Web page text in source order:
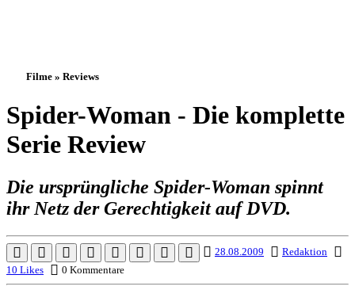
Filme » Reviews
Spider-Woman - Die komplette
Serie Review
Die ursprüngliche Spider-Woman spinnt
ihr Netz der Gerechtigkeit auf DVD.
28.08.2009
Redaktion
10 Likes
0 Kommentare